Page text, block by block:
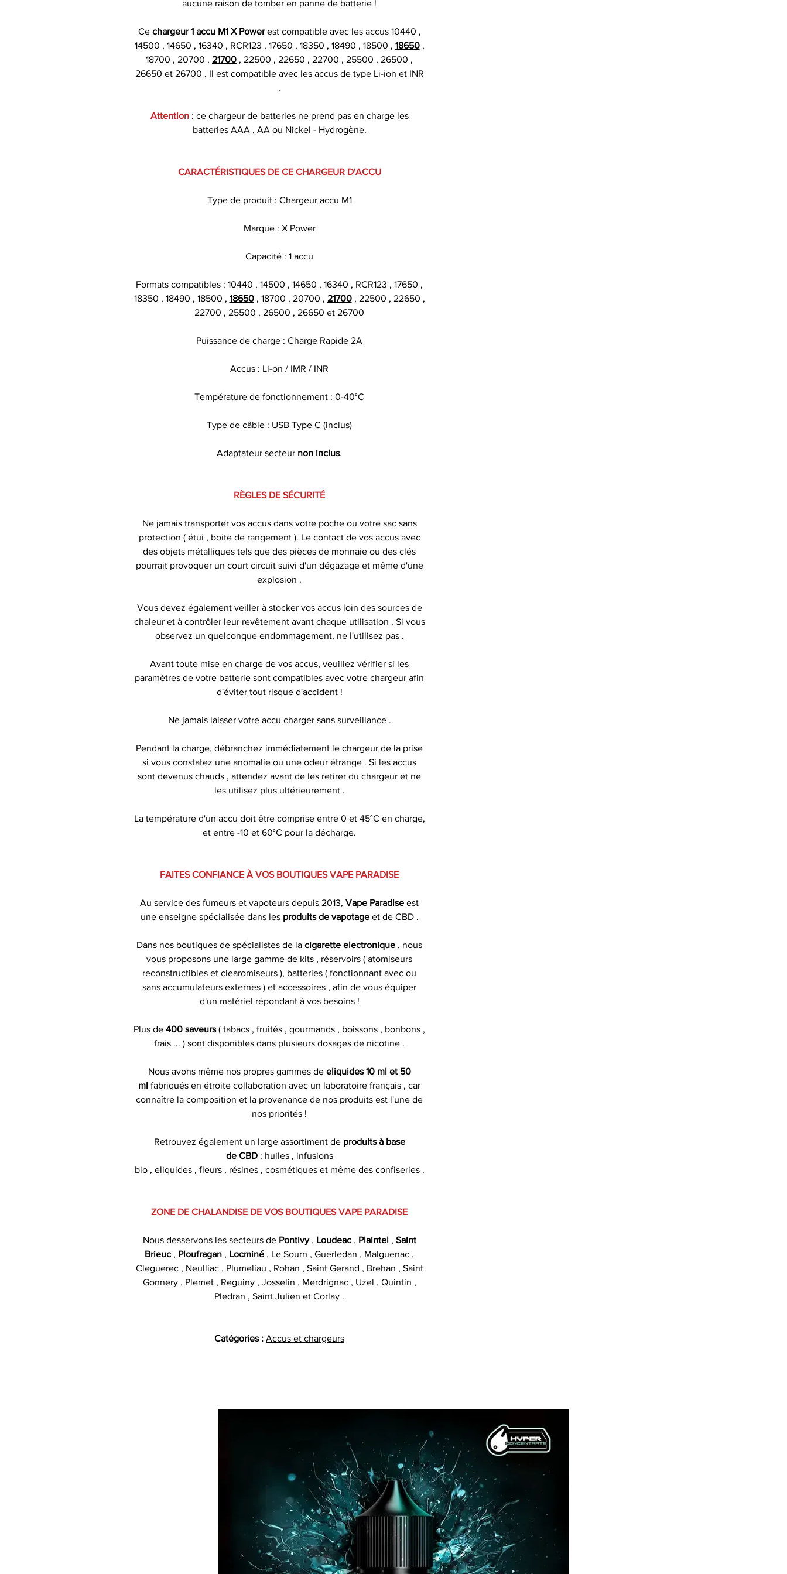
aucune raison de tomber en panne de batterie !
Ce chargeur 1 accu M1 X Powerest compatible avec les accus 10440 ,
14500 , 14650 , 16340 , RCR123 , 17650 , 18350 , 18490 , 18500 , 18650,
18700 , 20700 , 21700 , 22500 , 22650 , 22700 , 25500 , 26500 ,
26650 et 26700 . Il est compatible avec les accus de type Li-ion et INR
.
Attention: ce chargeur de batteries ne prend pas en charge les
batteries AAA , AA ou Nickel - Hydrogène.
CARACTÉRISTIQUES DE CE CHARGEUR D'ACCU
Type de produit : Chargeur accu M1
Marque : X Power
Capacité : 1 accu
Formats compatibles : 10440 , 14500 , 14650 , 16340 , RCR123 , 17650 ,
18350 , 18490 , 18500 , 18650, 18700 , 20700 , 21700, 22500 , 22650 ,
22700 , 25500 , 26500 , 26650 et 26700
Puissance de charge : Charge Rapide 2A
Accus : Li-on / IMR / INR
Température de fonctionnement : 0-40°C
Type de câble : USB Type C (inclus)
Adaptateur secteur non inclus.
RÈGLES DE SÉCURITÉ
Ne jamais transporter vos accus dans votre poche ou votre sac sans
protection ( étui , boite de rangement ). Le contact de vos accus avec
des objets métalliques tels que des pièces de monnaie ou des clés
pourrait provoquer un court circuit suivi d'un dégazage et même d'une
explosion .
Vous devez également veiller à stocker vos accus loin des sources de
chaleur et à contrôler leur revêtement avant chaque utilisation . Si vous
observez un quelconque endommagement, ne l'utilisez pas .
Avant toute mise en charge de vos accus, veuillez vérifier si les
paramètres de votre batterie sont compatibles avec votre chargeur afin
d'éviter tout risque d'accident !
Ne jamais laisser votre accu charger sans surveillance .
Pendant la charge, débranchez immédiatement le chargeur de la prise
si vous constatez une anomalie ou une odeur étrange . Si les accus
sont devenus chauds , attendez avant de les retirer du chargeur et ne
les utilisez plus ultérieurement .
La température d'un accu doit être comprise entre 0 et 45°C en charge,
et entre -10 et 60°C pour la décharge.
FAITES CONFIANCE À VOS BOUTIQUES VAPE PARADISE
Au service des fumeurs et vapoteurs depuis 2013, Vape Paradise est
une enseigne spécialisée dans les produits de vapotage et de CBD .
Dans nos boutiques de spécialistes de la cigarette electronique , nous
vous proposons une large gamme de kits , réservoirs ( atomiseurs
reconstructibles et clearomiseurs ), batteries ( fonctionnant avec ou
sans accumulateurs externes ) et accessoires , afin de vous équiper
d'un matériel répondant à vos besoins !
Plus de 400 saveurs( tabacs , fruités , gourmands , boissons , bonbons ,
frais ... ) sont disponibles dans plusieurs dosages de nicotine .
Nous avons même nos propres gammes de eliquides 10 ml et 50
ml fabriqués en étroite collaboration avec un laboratoire français , car
connaître la composition et la provenance de nos produits est l'une de
nos priorités !
Retrouvez également un large assortiment de produits à base
de CBD : huiles , infusions
bio , eliquides , fleurs , résines , cosmétiques et même des confiseries .
ZONE DE CHALANDISE DE VOS BOUTIQUES VAPE PARADISE
Nous desservons les secteurs de Pontivy , Loudeac , Plaintel , Saint
Brieuc , Ploufragan , Locminé , Le Sourn , Guerledan , Malguenac ,
Cleguerec , Neulliac , Plumeliau , Rohan , Saint Gerand , Brehan , Saint
Gonnery , Plemet , Reguiny , Josselin , Merdrignac , Uzel , Quintin ,
Pledran , Saint Julien et Corlay .
Catégories : Accus et chargeurs